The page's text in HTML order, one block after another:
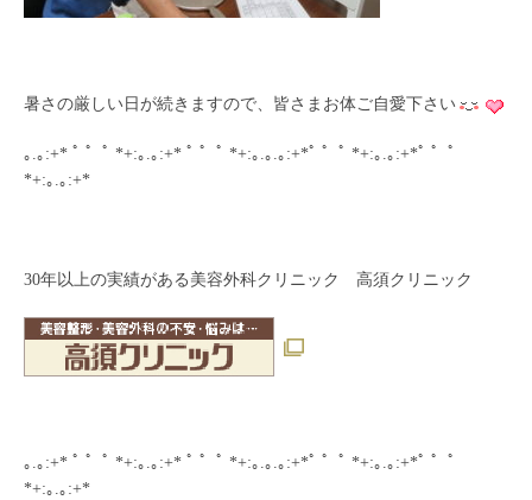
暑さの厳しい日が続きますので、皆さまお体ご自愛下さい
｡.｡:+* ﾟ ゜ﾟ *+:｡.｡:+* ﾟ ゜ﾟ *+:｡.｡.｡:+*ﾟ ゜ﾟ *+:｡.｡:+*ﾟ ゜ﾟ
*+:｡.｡:+*
30年以上の実績がある美容外科クリニック 高須クリニック
｡.｡:+* ﾟ ゜ﾟ *+:｡.｡:+* ﾟ ゜ﾟ *+:｡.｡.｡:+*ﾟ ゜ﾟ *+:｡.｡:+*ﾟ ゜ﾟ
*+:｡.｡:+*